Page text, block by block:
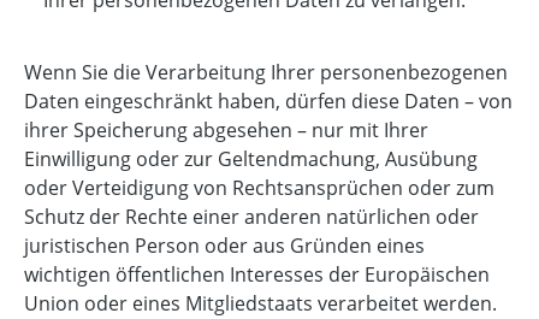
Wenn Sie die Verarbeitung Ihrer personenbezogenen
Daten eingeschränkt haben, dürfen diese Daten – von
ihrer Speicherung abgesehen – nur mit Ihrer
Einwilligung oder zur Geltendmachung, Ausübung
oder Verteidigung von Rechtsansprüchen oder zum
Schutz der Rechte einer anderen natürlichen oder
juristischen Person oder aus Gründen eines
wichtigen öffentlichen Interesses der Europäischen
Union oder eines Mitgliedstaats verarbeitet werden.